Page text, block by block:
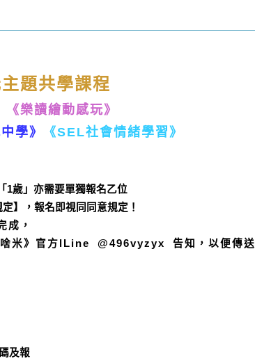
題共學課程
《樂讀繪動感玩》
學》 《SEL社會情緒學習》
」亦需要單獨報名乙位
報名即視同同意規定！
，
告知，以便傳送【課
報